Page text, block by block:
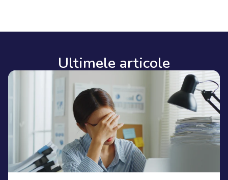
Ultimele articole